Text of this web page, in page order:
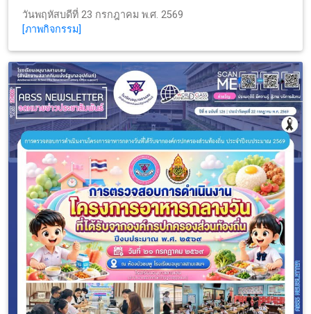
วันพฤหัสบดีที่ 23 กรกฎาคม พ.ศ. 2569
[ภาพกิจกรรม]